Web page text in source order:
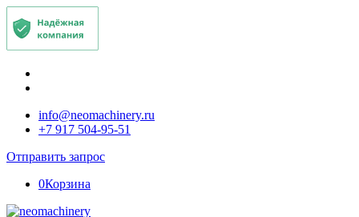
info@neomachinery.ru
+7 917 504-95-51
Отправить запрос
0Корзина